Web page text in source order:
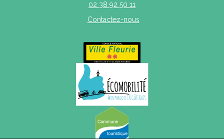
02 38 92 50 11
Contactez-nous